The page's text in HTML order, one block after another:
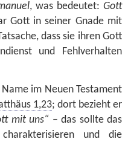
, was bedeutet: Gott
Gott in seiner Gnade mit
dass sie ihren Gott
und Fehlverhalten
im Neuen Testament
1,23; dort bezieht er
mit uns“ – das sollte das
und die